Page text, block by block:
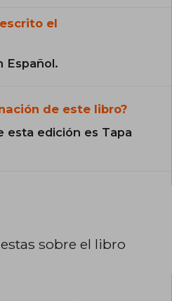
el
Español.
de este libro?
esta edición es Tapa
sobre el libro